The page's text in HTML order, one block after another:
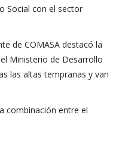
Social con el sector
de COMASA destacó la
Ministerio de Desarrollo
las altas tempranas y van
combinación entre el